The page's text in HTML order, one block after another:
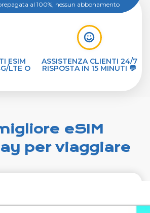
al 100%, nessun abbonamento
ESIM
LTE O
ASSISTENZA CLIENTI 24/7
RISPOSTA IN 15 MINUTI 💬
eSIM
per viaggiare